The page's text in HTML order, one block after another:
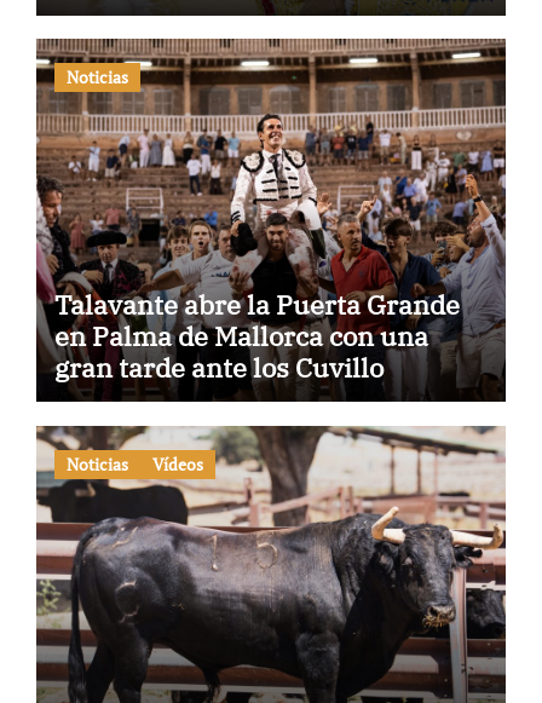
Noticias
Talavante abre la Puerta Grande
en Palma de Mallorca con una
gran tarde ante los Cuvillo
Noticias Vídeos